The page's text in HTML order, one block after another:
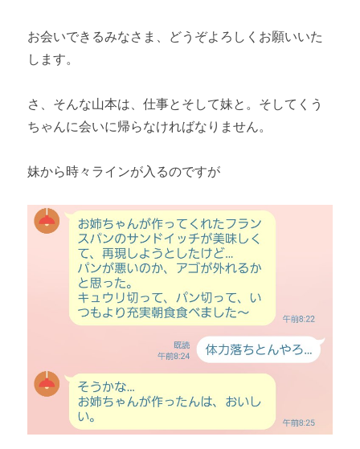
お会いできるみなさま、どうぞよろしくお願いいた
します。
さ、そんな山本は、仕事とそして妹と。そしてくう
ちゃんに会いに帰らなければなりません。
妹から時々ラインが入るのですが